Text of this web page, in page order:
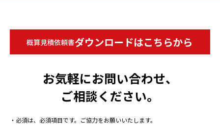
コロンブス+とは
概算見積依頼書ダウンロードはこちらから
お気軽にお問い合わせ、
ご相談ください。
・必須は、必須項目です。ご協力をお願いいたします。